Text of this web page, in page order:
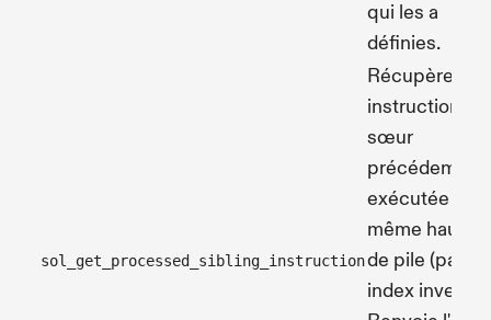
qui les a
définies.
sol_get_processed_sibling_instruction
Récupère une
instruction
sœur
exécutée à la
même
de pile (par
index inversé).